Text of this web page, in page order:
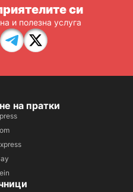
си
и полезна услуга
на пратки